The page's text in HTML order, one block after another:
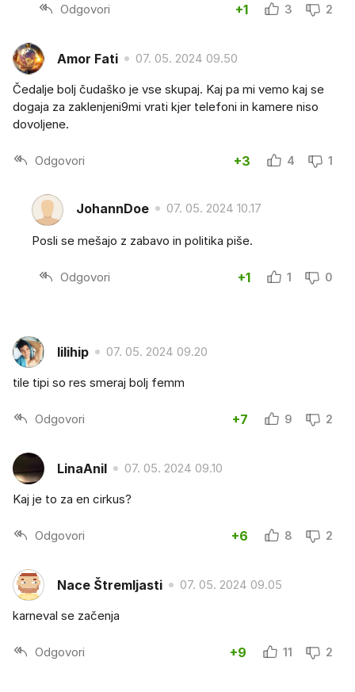
Odgovori +1 3 2
Amor Fati 07. 05. 2024 09.50
Čedalje bolj čudaško je vse skupaj. Kaj pa mi vemo kaj se
dogaja za zaklenjeni9mi vrati kjer telefoni in kamere niso
dovoljene.
Odgovori +3 4 1
JohannDoe 07. 05. 2024 10.17
Posli se mešajo z zabavo in politika piše.
Odgovori +1 1 0
lilihip 07. 05. 2024 09.20
tile tipi so res smeraj bolj femm
Odgovori +7 9 2
LinaAnil 07. 05. 2024 09.10
Kaj je to za en cirkus?
Odgovori +6 8 2
Nace Štremljasti 07. 05. 2024 09.05
karneval se začenja
Odgovori +9 11 2